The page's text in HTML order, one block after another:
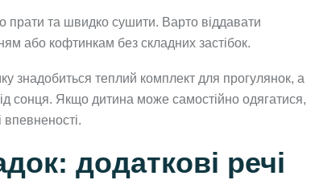
прати та швидко сушити. Варто віддавати
або кофтинкам без складних застібок.
знадобиться теплий комплект для прогулянок, а
сонця. Якщо дитина може самостійно одягатися,
додаткові речі